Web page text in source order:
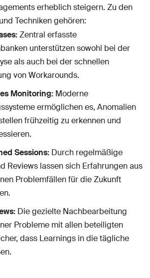
erheblich steigern. Zu den
Techniken gehören:
Zentral erfasste
unterstützen sowohl bei der
als auch bei der schnellen
von Workarounds.
Monitoring: Moderne
ermöglichen es, Anomalien
frühzeitig zu erkennen und
Sessions: Durch regelmäßige
Reviews lassen sich Erfahrungen aus
Problemfällen für die Zukunft
Die gezielte Nachbearbeitung
Probleme mit allen beteiligten
dass Learnings in die tägliche